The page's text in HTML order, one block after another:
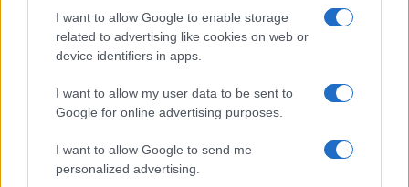
I want to allow Google to enable storage
related to advertising like cookies on web or
device identifiers in apps.
I want to allow my user data to be sent to
Google for online advertising purposes.
I want to allow Google to send me
personalized advertising.
Tragedia sulla Pontina: un ciclista investito e ucciso
da un’auto